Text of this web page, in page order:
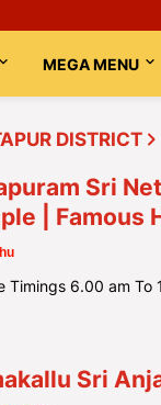
MEGA MENU
DISTRICT
Sri
| Famous
Timings 6.00 am
Sri